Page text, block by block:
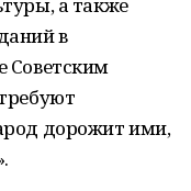
в
Советским
дорожит ими,